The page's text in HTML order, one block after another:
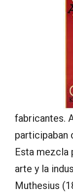
fabricantes.
participaban
Esta mezcla
arte y la
Muthesius